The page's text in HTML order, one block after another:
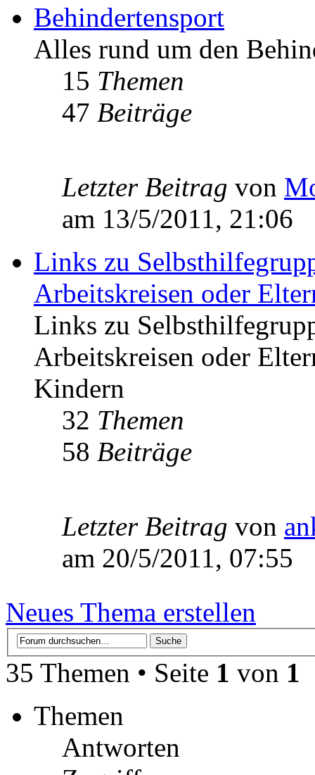
Behindertensport
Alles rund um den
15 Themen
47 Beiträge
Letzter Beitrag von
am 13/5/2011, 21:06
Links zu
Arbeitskreisen oder
Links zu
Arbeitskreisen oder
Kindern
32 Themen
58 Beiträge
Letzter Beitrag von
am 20/5/2011, 07:55
Neues Thema erstellen
35 Themen • Seite 1 von 1
Themen
Antworten